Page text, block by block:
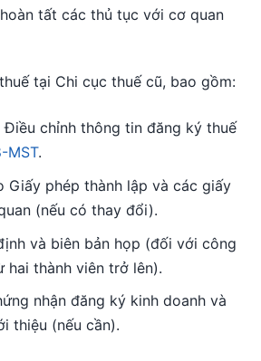
tất các thủ tục với cơ quan
tại Chi cục thuế cũ, bao gồm:
Điều chỉnh thông tin đăng ký thuế
MST.
Giấy phép thành lập và các giấy
(nếu có thay đổi).
và biên bản họp (đối với công
hai thành viên trở lên).
nhận đăng ký kinh doanh và
thiệu (nếu cần).